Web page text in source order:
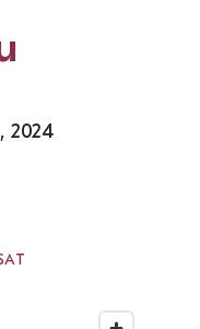
2024